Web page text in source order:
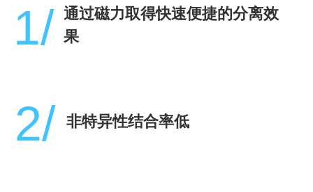
1/ 通过磁力取得快速便捷的分离效
果
2/ 非特异性结合率低